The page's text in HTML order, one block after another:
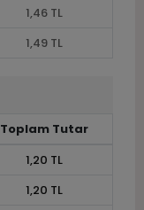
1,46 TL
1,49 TL
Toplam Tutar
1,20 TL
1,20 TL